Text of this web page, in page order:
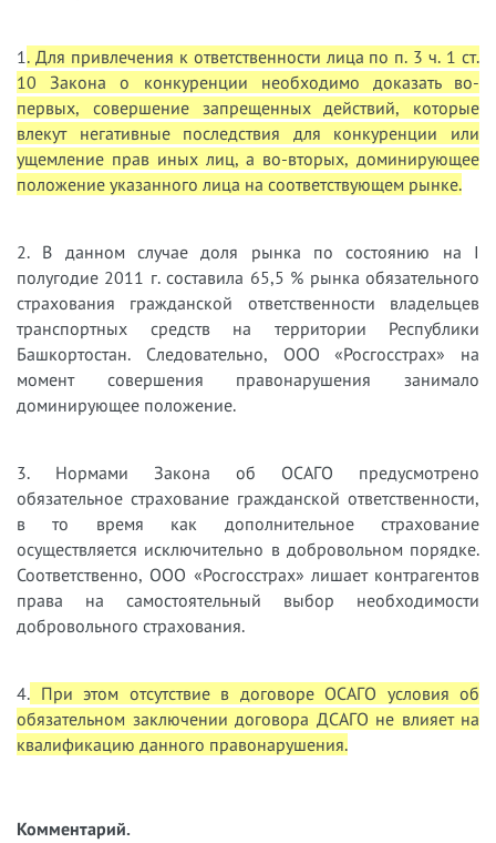
1 . Для привлечения к ответственности лица по п. 3 ч. 1 ст.
10 Закона о конкуренции необходимо доказать во-
первых, совершение запрещенных действий, которые
влекут негативные последствия для конкуренции или
ущемление прав иных лиц, а во-вторых, доминирующее
положение указанного лица на соответствующем рынке.
2. В данном случае доля рынка по состоянию на I
полугодие 2011 г. составила 65,5 % рынка обязательного
страхования гражданской ответственности владельцев
транспортных средств на территории Республики
Башкортостан. Следовательно, ООО «Росгосстрах» на
момент совершения правонарушения занимало
доминирующее положение.
3. Нормами Закона об ОСАГО предусмотрено
обязательное страхование гражданской ответственности,
в то время как дополнительное страхование
осуществляется исключительно в добровольном порядке.
Соответственно, ООО «Росгосстрах» лишает контрагентов
права на самостоятельный выбор необходимости
добровольного страхования.
4. При этом отсутствие в договоре ОСАГО условия об
обязательном заключении договора ДСАГО не влияет на
квалификацию данного правонарушения.
Комментарий.